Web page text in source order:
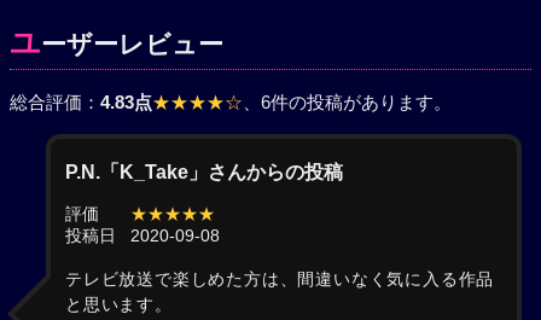
ユーザーレビュー
総合評価： 4.83点★★★★☆ 、6件の投稿があります。
P.N.「K_Take」さんからの投稿
評価
★★★★★
投稿日
2020-09-08
テレビ放送で楽しめた方は、間違いなく気に入る作品
と思います。